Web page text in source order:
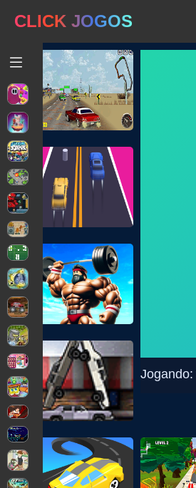
CLICK JOGOS
Jogando: